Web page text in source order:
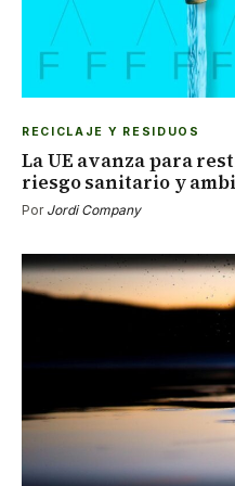
RECICLAJE Y RESIDUOS
La UE avanza para
riesgo sanitario y
Por Jordi Company